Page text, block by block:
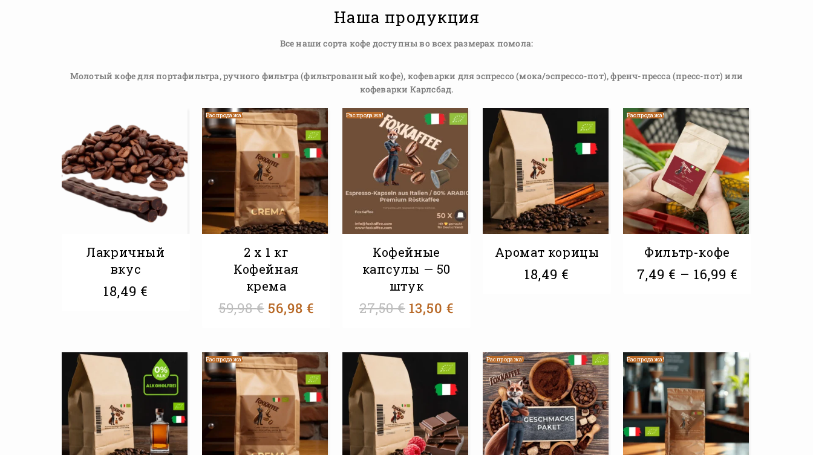
Наша продукция
Все наши сорта кофе доступны во всех размерах помола:
Молотый кофе для портафильтра, ручного фильтра (фильтрованный кофе), кофеварки для эспрессо (мока/эспрессо-пот), френч-пресса (пресс-пот) или
кофеварки Карлсбад.
Лакричный
вкус
18,49 €
Распродажа!
2 x 1 кг
Кофейная
крема
59,98€ 56,98 €
Распродажа!
Кофейные
капсулы — 50
штук
27,50€ 13,50 €
Аромат корицы
18,49 €
Распродажа!
Фильтр-кофе
7,49 € – 16,99 €
Распродажа! Распродажа! Распродажа!